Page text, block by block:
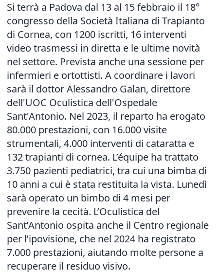
Si terrà a Padova dal 13 al 15 febbraio il 18°
congresso della Società Italiana di Trapianto
di Cornea, con 1200 iscritti, 16 interventi
video trasmessi in diretta e le ultime novità
nel settore. Prevista anche una sessione per
infermieri e ortottisti. A coordinare i lavori
sarà il dottor Alessandro Galan, direttore
dell'UOC Oculistica dell'Ospedale
Sant'Antonio. Nel 2023, il reparto ha erogato
80.000 prestazioni, con 16.000 visite
strumentali, 4.000 interventi di cataratta e
132 trapianti di cornea. L’équipe ha trattato
3.750 pazienti pediatrici, tra cui una bimba di
10 anni a cui è stata restituita la vista. Lunedì
sarà operato un bimbo di 4 mesi per
prevenire la cecità. L’Oculistica del
Sant’Antonio ospita anche il Centro regionale
per l’ipovisione, che nel 2024 ha registrato
7.000 prestazioni, aiutando molte persone a
recuperare il residuo visivo.